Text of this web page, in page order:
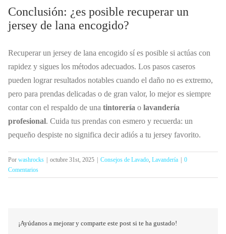
Conclusión: ¿es posible recuperar un
jersey de lana encogido?
Recuperar un jersey de lana encogido sí es posible si actúas con
rapidez y sigues los métodos adecuados. Los pasos caseros
pueden lograr resultados notables cuando el daño no es extremo,
pero para prendas delicadas o de gran valor, lo mejor es siempre
contar con el respaldo de una tintorería o lavandería
profesional. Cuida tus prendas con esmero y recuerda: un
pequeño despiste no significa decir adiós a tu jersey favorito.
Por washrocks | octubre 31st, 2025 | Consejos de Lavado Lavandería | 0
Comentarios
¡Ayúdanos a mejorar y comparte este post si te ha gustado!